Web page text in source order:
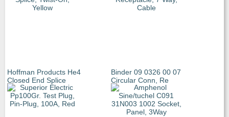
Hoffman Products He4
Closed End Splice
Binder 09 0326 00 07
Circular Conn, Re